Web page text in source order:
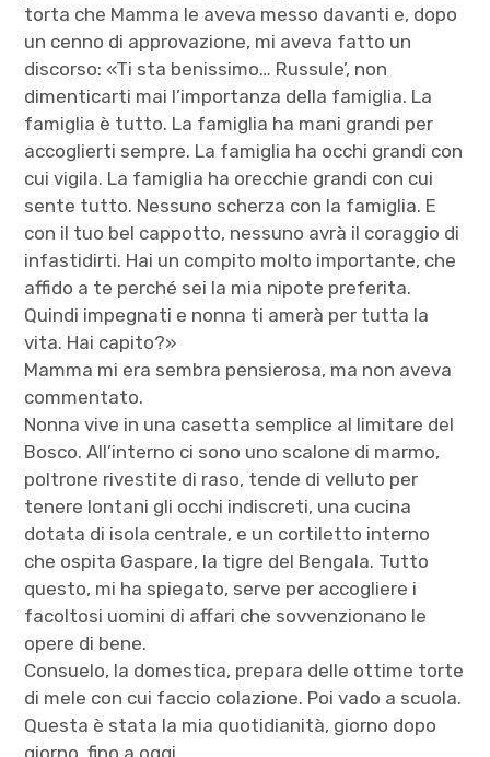
torta che Mamma le aveva messo davanti e, dopo
un cenno di approvazione, mi aveva fatto un
discorso: «Ti sta benissimo… Russule’, non
dimenticarti mai l’importanza della famiglia. La
famiglia è tutto. La famiglia ha mani grandi per
accoglierti sempre. La famiglia ha occhi grandi con
cui vigila. La famiglia ha orecchie grandi con cui
sente tutto. Nessuno scherza con la famiglia. E
con il tuo bel cappotto, nessuno avrà il coraggio di
infastidirti. Hai un compito molto importante, che
affido a te perché sei la mia nipote preferita.
Quindi impegnati e nonna ti amerà per tutta la
vita. Hai capito?»
Mamma mi era sembra pensierosa, ma non aveva
commentato.
Nonna vive in una casetta semplice al limitare del
Bosco. All’interno ci sono uno scalone di marmo,
poltrone rivestite di raso, tende di velluto per
tenere lontani gli occhi indiscreti, una cucina
dotata di isola centrale, e un cortiletto interno
che ospita Gaspare, la tigre del Bengala. Tutto
questo, mi ha spiegato, serve per accogliere i
facoltosi uomini di affari che sovvenzionano le
opere di bene.
Consuelo, la domestica, prepara delle ottime torte
di mele con cui faccio colazione. Poi vado a scuola.
Questa è stata la mia quotidianità, giorno dopo